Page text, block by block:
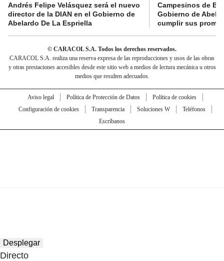
Andrés Felipe Velásquez será el nuevo
director de la DIAN en el Gobierno de
Abelardo De La Espriella
Campesinos de
Gobierno de
cumplir sus
© CARACOL S.A. Todos los derechos reservados.
CARACOL S.A. realiza una reserva expresa de las reproducciones y usos de las obras
y otras prestaciones accesibles desde este sitio web a medios de lectura mecánica u otros
medios que resulten adecuados.
Aviso legal Política de Protección de Datos
Política de cookies
Configuración de cookies
Transparencia Soluciones W
Teléfonos
Escríbanos
Desplegar
Directo